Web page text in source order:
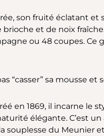
son fruité éclatant et
et de noix
ou 48 coupes. Ce
“casser” sa mousse et
en 1869, il incarne le
élégante. C’est
souplesse du Meunier